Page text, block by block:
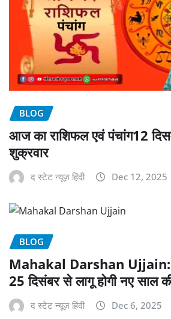
BLOG
आज का राशिफल एवं पंचांग12
शुक्रवार
द स्टेट न्यूज़ हिंदी Dec 12, 2025
BLOG
Mahakal Darshan Ujjain:
25 दिसंबर से लागू होगी नए साल
द स्टेट न्यूज़ हिंदी Dec 6, 2025